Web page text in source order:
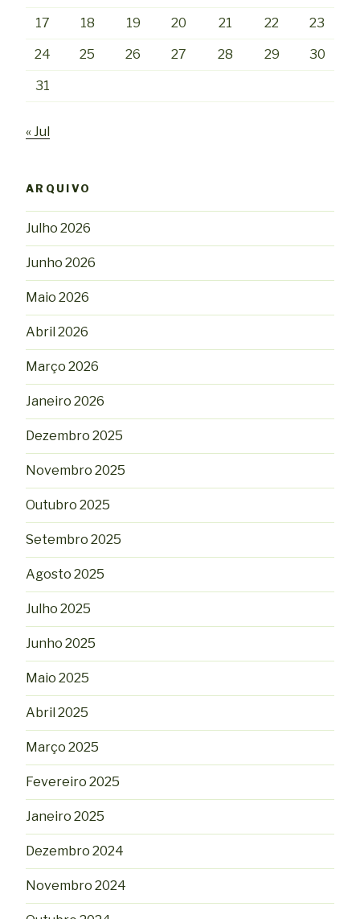
17 18 19 20 21 22 23
24 25 26 27 28 29 30
31
« Jul
ARQUIVO
Julho 2026
Junho 2026
Maio 2026
Abril 2026
Março 2026
Janeiro 2026
Dezembro 2025
Novembro 2025
Outubro 2025
Setembro 2025
Agosto 2025
Julho 2025
Junho 2025
Maio 2025
Abril 2025
Março 2025
Fevereiro 2025
Janeiro 2025
Dezembro 2024
Novembro 2024